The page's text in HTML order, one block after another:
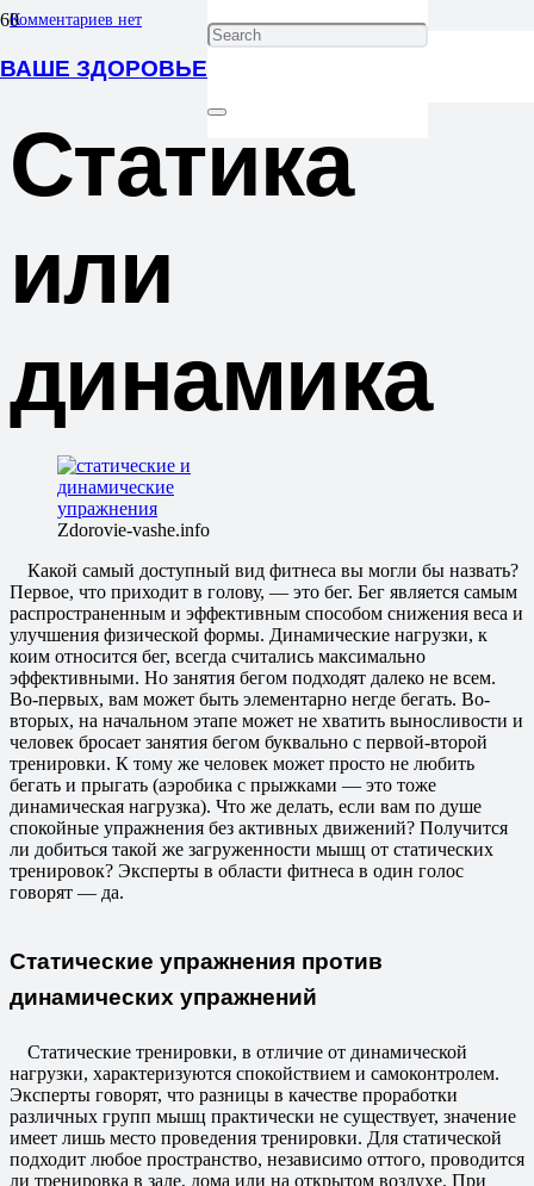
ВАШЕ ЗДОРОВЬЕ
Комментариев нет
Статика
или
динамика
Zdorovie-vashe.info
Какой самый доступный вид фитнеса вы могли бы назвать?
Первое, что приходит в голову, — это бег. Бег является самым
распространенным и эффективным способом снижения веса и
улучшения физической формы. Динамические нагрузки, к
коим относится бег, всегда считались максимально
эффективными. Но занятия бегом подходят далеко не всем.
Во-первых, вам может быть элементарно негде бегать. Во-
вторых, на начальном этапе может не хватить выносливости и
человек бросает занятия бегом буквально с первой-второй
тренировки. К тому же человек может просто не любить
бегать и прыгать (аэробика с прыжками — это тоже
динамическая нагрузка). Что же делать, если вам по душе
спокойные упражнения без активных движений? Получится
ли добиться такой же загруженности мышц от статических
тренировок? Эксперты в области фитнеса в один голос
говорят — да.
Статические упражнения против
динамических упражнений
Статические тренировки, в отличие от динамической
нагрузки, характеризуются спокойствием и самоконтролем.
Эксперты говорят, что разницы в качестве проработки
различных групп мышц практически не существует, значение
имеет лишь место проведения тренировки. Для статической
подходит любое пространство, независимо оттого, проводится
ли тренировка в зале, дома или на открытом воздухе. При